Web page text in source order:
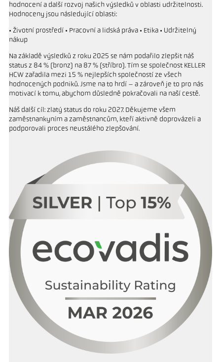
hodnocení a další rozvoj našich výsledků v oblasti udržitelnosti.
Hodnoceny jsou následující oblasti:
• Životní prostředí • Pracovní a lidská práva • Etika • Udržitelný
nákup
Na základě výsledků z roku 2025 se nám podařilo zlepšit náš
status z 84 % (bronz) na 87 % (stříbro). Tím se společnost KELLER
HCW zařadila mezi 15 % nejlepších společností ze všech
hodnocených podniků. Jsme na to hrdí – a zároveň je to pro nás
motivací k tomu, abychom důsledně pokračovali na naší cestě.
Náš další cíl: zlatý status do roku 2027. Děkujeme všem
zaměstnankyním a zaměstnancům, kteří aktivně doprovázeli a
podporovali proces neustálého zlepšování.